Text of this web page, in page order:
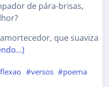
de pára-brisas,
que suaviza
#versos #poema